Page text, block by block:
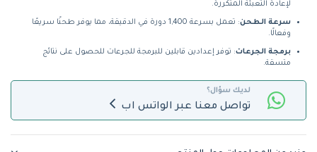
لإعادة التعبئة المتكررة.
سرعة الطحن
: تعمل بسرعة 1,400 دورة في الدقيقة، مما يوفر طحنًا سريعًا
وفعالًا.
برمجة الجرعات: توفر إعدادين قابلين للبرمجة للجرعات للحصول على نتائج
متسقة.
لديك سؤال؟
تواصل معنا عبر الواتس اب